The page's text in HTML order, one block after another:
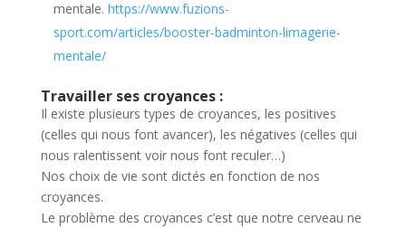
mentale. https://www.fuzions-
sport.com/articles/booster-badminton-limagerie-
mentale/
Travailler ses croyances :
Il existe plusieurs types de croyances, les positives
(celles qui nous font avancer), les négatives (celles qui
nous ralentissent voir nous font reculer…)
Nos choix de vie sont dictés en fonction de nos
croyances.
Le problème des croyances c’est que notre cerveau ne